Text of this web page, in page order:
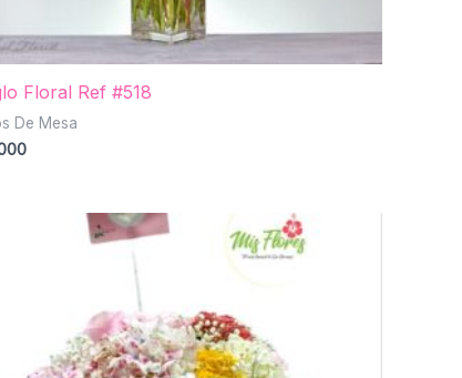
Floral Ref #518
De Mesa